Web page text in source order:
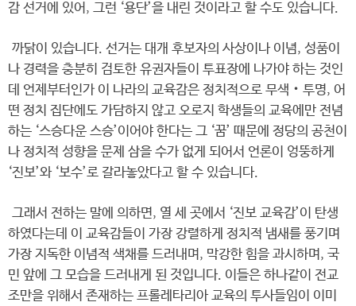
감 선거에 있어, 그런 ‘용단’을 내린 것이라고 할 수도 있습니다.
까닭이 있습니다. 선거는 대개 후보자의 사상이나 이념, 성품이
나 경력을 충분히 검토한 유권자들이 투표장에 나가야 하는 것인
데 언제부터인가 이 나라의 교육감은 정치적으로 무색‧투명, 어
떤 정치 집단에도 가담하지 않고 오로지 학생들의 교육에만 전념
하는 ‘스승다운 스승’이어야 한다는 그 ‘꿈’ 때문에 정당의 공천이
나 정치적 성향을 문제 삼을 수가 없게 되어서 언론이 엉뚱하게
‘진보’와 ‘보수’로 갈라놓았다고 할 수 있습니다.
그래서 전하는 말에 의하면, 열 세 곳에서 ‘진보 교육감’이 탄생
하였다는데 이 교육감들이 가장 강렬하게 정치적 냄새를 풍기며
가장 지독한 이념적 색채를 드러내며, 막강한 힘을 과시하며, 국
민 앞에 그 모습을 드러내게 된 것입니다. 이들은 하나같이 전교
조만을 위해서 존재하는 프롤레타리아 교육의 투사들임이 이미